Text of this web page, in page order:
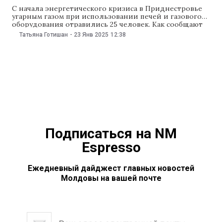
С начала энергетического кризиса в Приднестровье
угарным газом при использовании печей и газового
оборудования отравились 25 человек. Как сообщают
местные власти, погибли четыре человека. С начала
Татьяна Готишан - 23 Янв 2025 12:38
Подписаться на NM
Espresso
Ежедневный дайджест главных новостей
Молдовы на вашей почте